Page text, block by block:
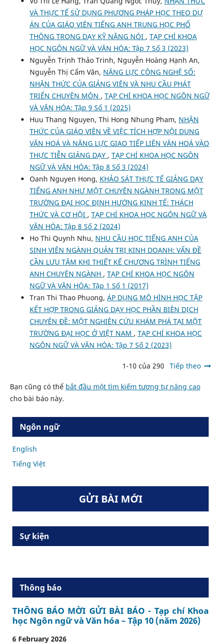
VÀ THỰC TẾ SỬ DỤNG PHƯƠNG PHÁP HỌC THEO DỰ
ÁN CỦA GIÁO VIÊN TIẾNG ANH TRUNG HỌC PHỔ
THÔNG TRONG DẠY KỸ NĂNG NÓI , TẠP CHÍ KHOA
HỌC NGÔN NGỮ VÀ VĂN HÓA: Tập 7 Số 3 (2023)
Nguyễn Trịnh Thảo Trinh, Nguyễn Hoàng Hạnh An,
Nguyễn Thị Cẩm Vân, NĂNG LỰC CÔNG NGHỆ SỐ:
NHẬN THỨC CỦA GIẢNG VIÊN VÀ NHU CẦU PHÁT
TRIỂN CHUYÊN MÔN , TẠP CHÍ KHOA HỌC NGÔN NGỮ
VÀ VĂN HÓA: Tập 9 Số 1 (2025)
Huu Thang Nguyen, Thi Hong Nhung Pham, NHẬN
THỨC CỦA GIÁO VIÊN VỀ VIỆC TÍCH HỢP NỘI DUNG
VĂN HOÁ VÀ NĂNG LỰC GIAO TIẾP LIÊN VĂN HOÁ VÀO
THỰC TIỄN GIẢNG DẠY , TẠP CHÍ KHOA HỌC NGÔN
NGỮ VÀ VĂN HÓA: Tập 8 Số 3 (2024)
Oanh Nguyen Hong, KHẢO SÁT THỰC TẾ GIẢNG DẠY
TIẾNG ANH NHƯ MỘT CHUYÊN NGÀNH TRONG MỘT
TRƯỜNG ĐẠI HỌC ĐỊNH HƯỚNG KINH TẾ: THÁCH
THỨC VÀ CƠ HỘI , TẠP CHÍ KHOA HỌC NGÔN NGỮ VÀ
VĂN HÓA: Tập 8 Số 2 (2024)
Ho Thi Quynh Nhu, NHU CẦU HỌC TIẾNG ANH CỦA
SINH VIÊN NGÀNH QUẢN TRỊ KINH DOANH: VẤN ĐỀ
CẦN LƯU TÂM KHI THIẾT KẾ CHƯƠNG TRÌNH TIẾNG
ANH CHUYÊN NGÀNH , TẠP CHÍ KHOA HỌC NGÔN
NGỮ VÀ VĂN HÓA: Tập 1 Số 1 (2017)
Tran Thi Thao Phuong, ÁP DỤNG MÔ HÌNH HỌC TẬP
KẾT HỢP TRONG GIẢNG DẠY HỌC PHẦN BIÊN DỊCH
CHUYÊN ĐỀ: MỘT NGHIÊN CỨU KHÁM PHÁ TẠI MỘT
TRƯỜNG ĐẠI HỌC Ở VIỆT NAM , TẠP CHÍ KHOA HỌC
NGÔN NGỮ VÀ VĂN HÓA: Tập 7 Số 2 (2023)
1-10 của 290 Tiếp theo
Bạn cũng có thể bắt đầu một tìm kiếm tương tự nâng cao
cho bài báo này.
Ngôn ngữ
English
Tiếng Việt
GỬI BÀI MỚI
Sự kiện
Thông báo
THÔNG BÁO MỜI GỬI BÀI BÁO - Tạp chí Khoa
học Ngôn ngữ và Văn hóa – Tập 10 (năm 2026)
6 February 2026